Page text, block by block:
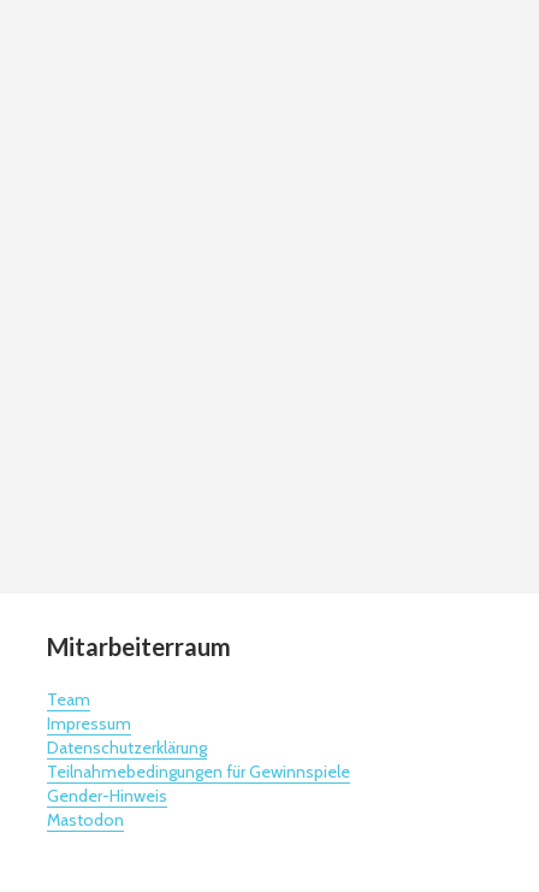
Mitarbeiterraum
Team
Impressum
Datenschutzerklärung
Teilnahmebedingungen für Gewinnspiele
Gender-Hinweis
Mastodon